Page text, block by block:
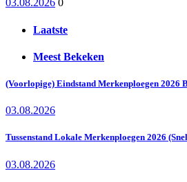
03.08.2026 0
Laatste
Meest Bekeken
(Voorlopige) Eindstand Merkenploegen 2026
03.08.2026
Tussenstand Lokale Merkenploegen 2026
03.08.2026